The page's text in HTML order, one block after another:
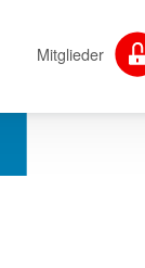
Mitglieder